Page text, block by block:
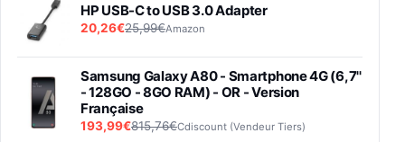
HP USB-C to USB 3.0 Adapter
20,26€25,99€Amazon
Samsung Galaxy A80 - Smartphone 4G (6,7''
- 128GO - 8GO RAM) - OR - Version
Française
193,99€815,76€Cdiscount (Vendeur Tiers)